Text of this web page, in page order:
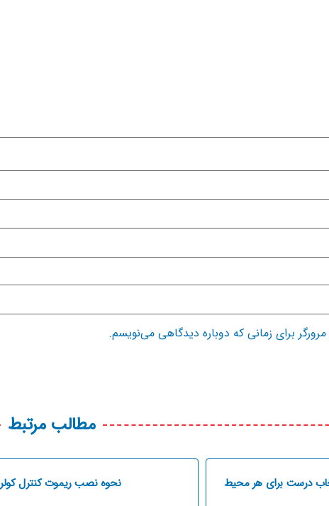
برای زمانی که دوباره دیدگاهی می‌نویسم.
مطالب مرتبط
درست برای هر محیط نحوه نصب ریموت کنترل